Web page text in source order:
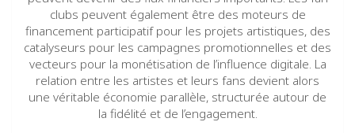
clubs peuvent également être des moteurs de
financement participatif pour les projets artistiques, des
catalyseurs pour les campagnes promotionnelles et des
vecteurs pour la monétisation de l’influence digitale. La
relation entre les artistes et leurs fans devient alors
une véritable économie parallèle, structurée autour de
la fidélité et de l’engagement.